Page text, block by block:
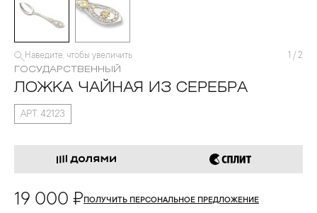
Наведите, чтобы увеличить 1 / 2
ГОСУДАРСТВЕННЫЙ
ЛОЖКА ЧАЙНАЯ ИЗ СЕРЕБРА
АРТ. 42123
19 000 ₽ ПОЛУЧИТЬ ПЕРСОНАЛЬНОЕ ПРЕДЛОЖЕНИЕ